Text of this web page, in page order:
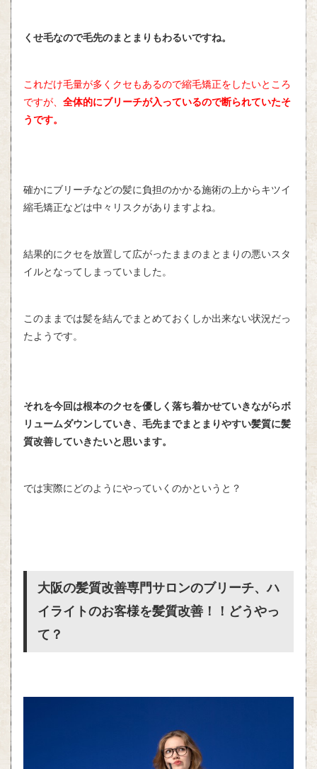
くせ毛なので毛先のまとまりもわるいですね。
これだけ毛量が多くクセもあるので縮毛矯正をしたいところ
ですが、 全体的にブリーチが入っているので断られていたそ
うです。
確かにブリーチなどの髪に負担のかかる施術の上からキツイ
縮毛矯正などは中々リスクがありますよね。
結果的にクセを放置して広がったままのまとまりの悪いスタ
イルとなってしまっていました。
このままでは髪を結んでまとめておくしか出来ない状況だっ
たようです。
それを今回は根本のクセを優しく落ち着かせていきながらボ
リュームダウンしていき、毛先までまとまりやすい髪質に髪
質改善していきたいと思います。
では実際にどのようにやっていくのかというと？
大阪の髪質改善専門サロンのブリーチ、ハ
イライトのお客様を髪質改善！！どうやっ
て？